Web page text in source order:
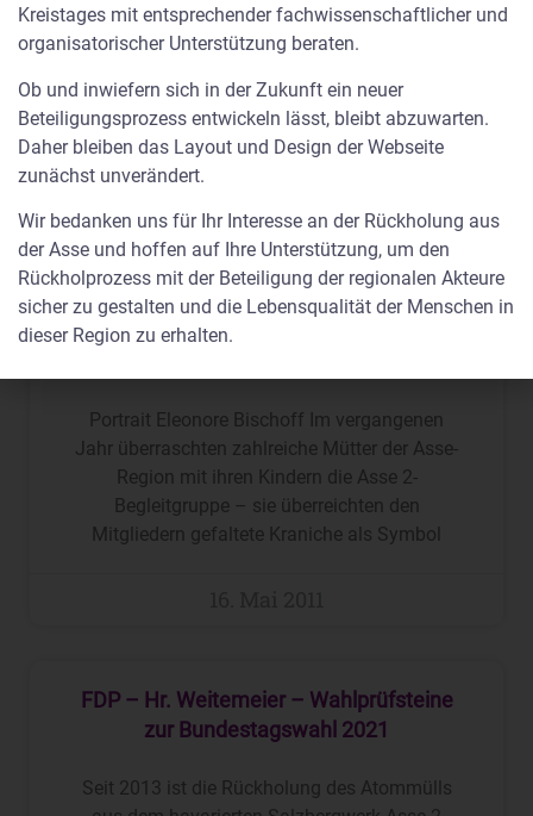
Zudem verständigten sich die Mitglieder der Begleitgruppe
zusammen mit dem BfS, eine Informationsveranstaltung in
der Wolfenbütteler Lindenhalle abzuhalten. In der zweiten
Juni­hälfte soll das Thema Zwischenlager öffentlich
diskutiert werden. Dabei werden Standort-Kriterien
vorgestellt.
Weitere Beiträge der A2B
Die wachsamen Kraniche von Eleonore
Portrait Eleonore Bischoff Im vergangenen
Jahr überraschten zahlreiche Mütter der Asse-
Region mit ihren Kindern die Asse 2-
Begleitgruppe – sie überreichten den
Mitgliedern gefaltete Kraniche als Symbol
FDP – Hr. Weitemeier – Wahlprüfsteine
zur Bundestagswahl 2021
Seit 2013 ist die Rückholung des Atommülls
Kreistages mit entsprechender fachwissenschaftlicher und
organisatorischer Unterstützung beraten.
Ob und inwiefern sich in der Zukunft ein neuer
Beteiligungsprozess entwickeln lässt, bleibt abzuwarten.
Daher bleiben das Layout und Design der Webseite
zunächst unverändert.
Wir bedanken uns für Ihr Interesse an der Rückholung aus
der Asse und hoffen auf Ihre Unterstützung, um den
Rückholprozess mit der Beteiligung der regionalen Akteure
sicher zu gestalten und die Lebensqualität der Menschen in
dieser Region zu erhalten.